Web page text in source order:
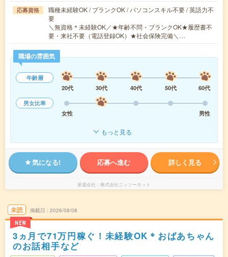
応募資格
職種未経験OK / ブランクOK / パソコンスキル不要 / 英語力不
要
＼無資格＊未経験OK／★年齢不問・ブランクOK★履歴書不
要・来社不要（電話登録OK）★社会保険完備＼…
職場の雰囲気
年齢層
20代
30代 40代 50代
60代
男女比率
女性
男性
もっと見る
気になる! 応募へ進む 詳しく見る
派遣会社 株式会社ニッソーネット
未読
NEW
掲載日 2026/08/08
3ヵ月で71万円稼ぐ！未経験OK＊おばあちゃん
のお話相手など